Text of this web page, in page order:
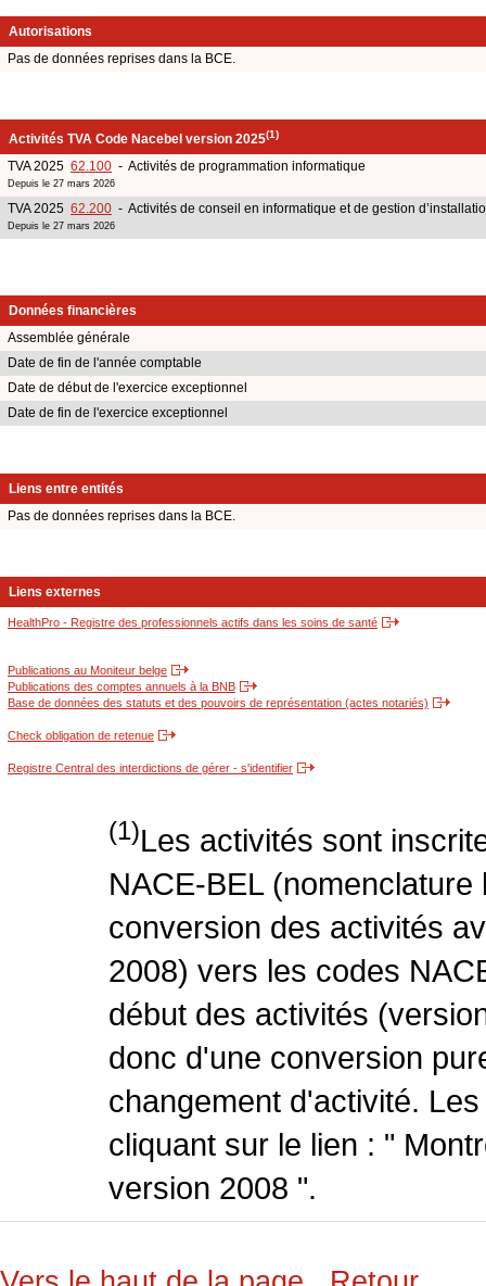
Autorisations
Pas de données reprises dans la BCE.
Activités TVA Code Nacebel version 2025(1)
TVA 2025 62.100 - Activités de programmation informatique
Depuis le 27 mars 2026
TVA 2025 62.200 - Activités de conseil en informatique et de gestion
Depuis le 27 mars 2026
Données financières
Assemblée générale
Date de fin de l'année comptable
Date de début de l'exercice exceptionnel
Date de fin de l'exercice exceptionnel
Liens entre entités
Pas de données reprises dans la BCE.
Liens externes
HealthPro - Registre des professionnels actifs dans les soins de santé
Publications au Moniteur belge
Publications des comptes annuels à la BNB
Base de données des statuts et des pouvoirs de représentation (actes notariés)
Check obligation de retenue
Registre Central des interdictions de gérer - s'identifier
(1)Les activités sont
NACE-BEL
conversion des activités
2008) vers les codes
début des activités
donc d'une conversion
changement d'activité.
cliquant sur le lien : "
version 2008 ".